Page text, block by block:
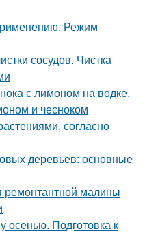
Режим
сосудов. Чистка
с лимоном на водке.
и чесноком
согласно
деревьев: основные
ремонтантной малины
осенью. Подготовка к